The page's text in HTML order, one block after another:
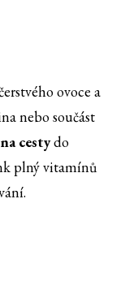
ovoce a
nebo součást
cestydo
plný vitamínů